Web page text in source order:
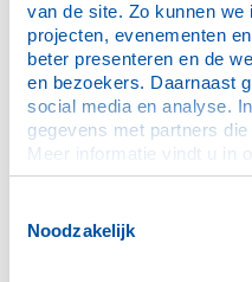
van de site. Zo kunnen
projecten, evenementen
beter presenteren en de
en bezoekers. Daarnaast
social media en analyse.
gegevens met partners
Meer informatie vindt u in
Noodzakelijk
5 en 7 september 2015
2 september 2015:
2 september 2015:
26 augustus 2015: Kaag op
30 juni 2015: Donatie EUR
18 juni 2015: de